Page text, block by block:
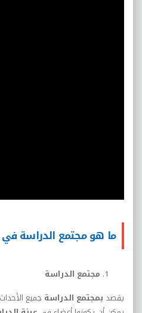
ما هو مجتمع الدراسة في
مجتمع الدراسة
يقصد بمجتمع الدراسة جميع